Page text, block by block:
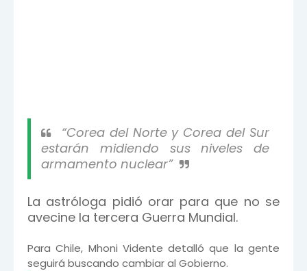
“Corea del Norte y Corea del Sur
estarán midiendo sus niveles de
armamento nuclear”
La astróloga pidió orar para que no se
avecine la tercera Guerra Mundial.
Para Chile, Mhoni Vidente detalló que la gente
seguirá buscando cambiar al Gobierno.